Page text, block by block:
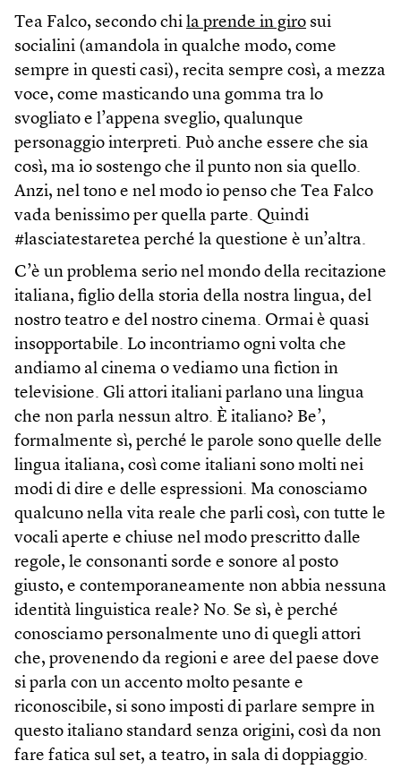
Tea Falco, secondo chi la prende in giro sui
socialini (amandola in qualche modo, come
sempre in questi casi), recita sempre così, a mezza
voce, come masticando una gomma tra lo
svogliato e l’appena sveglio, qualunque
personaggio interpreti. Può anche essere che sia
così, ma io sostengo che il punto non sia quello.
Anzi, nel tono e nel modo io penso che Tea Falco
vada benissimo per quella parte. Quindi
#lasciatestaretea perché la questione è un’altra.
C’è un problema serio nel mondo della recitazione
italiana, figlio della storia della nostra lingua, del
nostro teatro e del nostro cinema. Ormai è quasi
insopportabile. Lo incontriamo ogni volta che
andiamo al cinema o vediamo una fiction in
televisione. Gli attori italiani parlano una lingua
che non parla nessun altro. È italiano? Be’,
formalmente sì, perché le parole sono quelle delle
lingua italiana, così come italiani sono molti nei
modi di dire e delle espressioni. Ma conosciamo
qualcuno nella vita reale che parli così, con tutte le
vocali aperte e chiuse nel modo prescritto dalle
regole, le consonanti sorde e sonore al posto
giusto, e contemporaneamente non abbia nessuna
identità linguistica reale? No. Se sì, è perché
conosciamo personalmente uno di quegli attori
che, provenendo da regioni e aree del paese dove
si parla con un accento molto pesante e
riconoscibile, si sono imposti di parlare sempre in
questo italiano standard senza origini, così da non
fare fatica sul set, a teatro, in sala di doppiaggio.